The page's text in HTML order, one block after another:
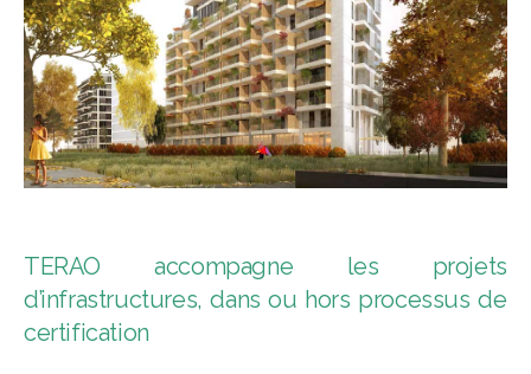
TERAO accompagne les projets
d’infrastructures, dans ou hors processus de
certification